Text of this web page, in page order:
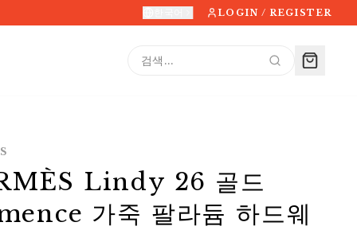
LOGIN / REGISTER
Lindy 26 골드
가죽 팔라듐 하드웨